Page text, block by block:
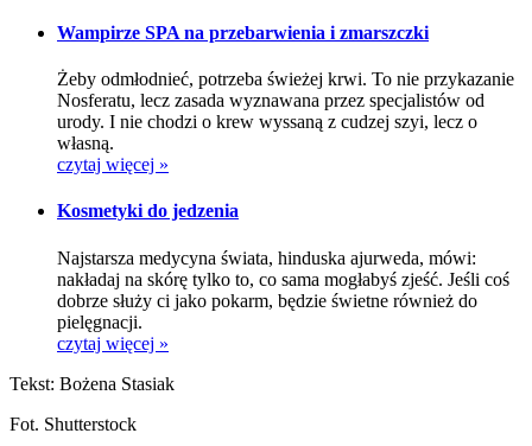
Wampirze SPA na przebarwienia i zmarszczki
Żeby odmłodnieć, potrzeba świeżej krwi. To nie przykazanie
Nosferatu, lecz zasada wyznawana przez specjalistów od
urody. I nie chodzi o krew wyssaną z cudzej szyi, lecz o
własną.
czytaj więcej »
Kosmetyki do jedzenia
Najstarsza medycyna świata, hinduska ajurweda, mówi:
nakładaj na skórę tylko to, co sama mogłabyś zjeść. Jeśli coś
dobrze służy ci jako pokarm, będzie świetne również do
pielęgnacji.
czytaj więcej »
Tekst: Bożena Stasiak
Fot. Shutterstock